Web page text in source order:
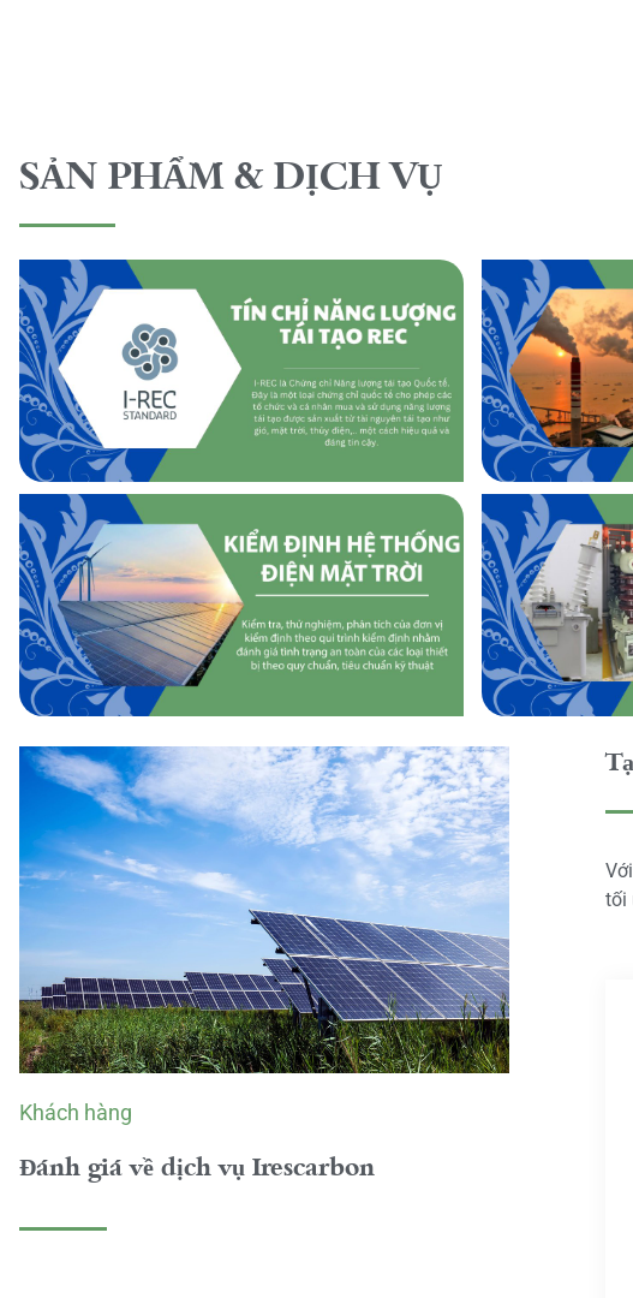
SẢN PHẨM & DỊCH VỤ
Khách hàng
Đánh giá về dịch vụ Irescarbon
tối